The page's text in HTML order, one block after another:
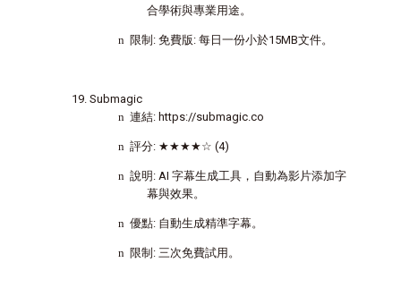
合學術與專業用途。
n 限制: 免費版: 每日一份小於15MB文件。
Submagic
n 連結: https://submagic.co
n 評分: ★★★★☆ (4)
n 說明: AI 字幕生成工具，自動為影片添加字
幕與效果。
n 優點: 自動生成精準字幕。
n 限制: 三次免費試用。